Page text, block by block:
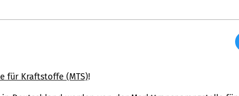
für Kraftstoffe (MTS)!